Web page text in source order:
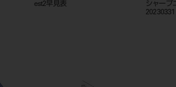
est2早見表
シャープ
20230331